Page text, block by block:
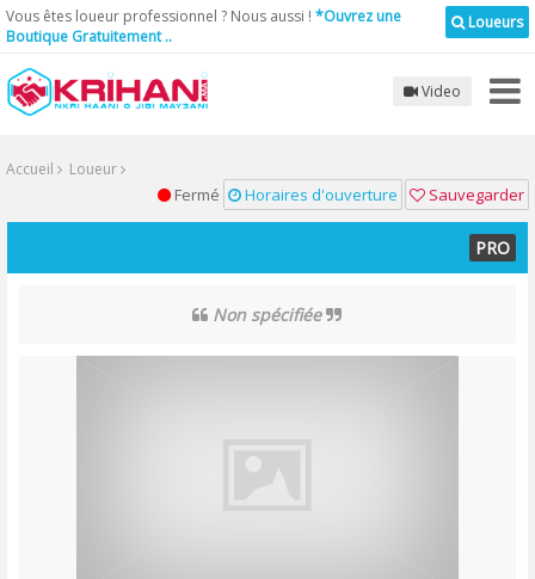
Loueurs
Vous êtes loueur professionnel ? Nous aussi ! *Ouvrez une
Boutique Gratuitement ..
Video
Accueil Loueur
Sauvegarder
Fermé Horaires d'ouverture
PRO
Non spécifiée